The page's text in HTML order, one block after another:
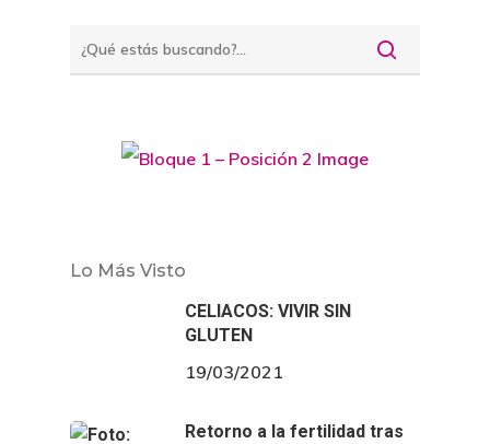
Lo Más Visto
CELIACOS: VIVIR SIN
GLUTEN
19/03/2021
Retorno a la fertilidad tras